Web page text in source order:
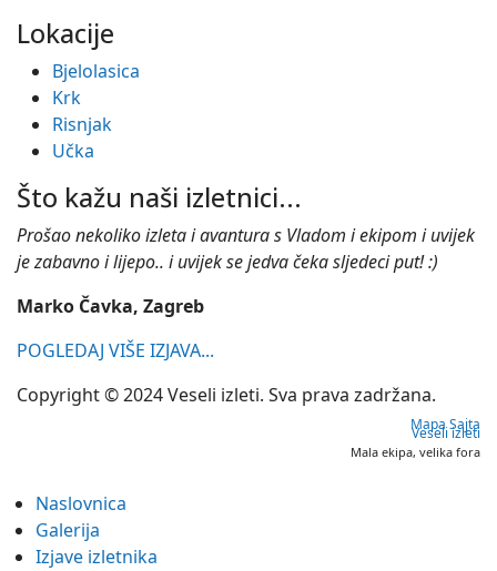
Lokacije
Bjelolasica
Krk
Risnjak
Učka
Što kažu naši izletnici...
Prošao nekoliko izleta i avantura s Vladom i ekipom i uvijek
je zabavno i lijepo.. i uvijek se jedva čeka sljedeci put! :)
Marko Čavka, Zagreb
POGLEDAJ VIŠE IZJAVA...
Copyright © 2024 Veseli izleti. Sva prava zadržana.
Mapa Sajta
Veseli izleti
Mala ekipa, velika fora
Naslovnica
Galerija
Izjave izletnika